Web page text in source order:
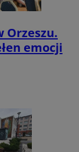
Orzeszu.
emocji